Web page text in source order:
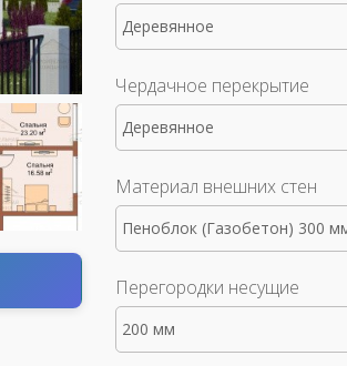
Деревянное
Чердачное перекрытие
Деревянное
Материал внешних стен
Пеноблок (Газобетон) 300
Перегородки несущие
200 мм